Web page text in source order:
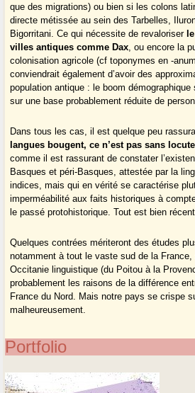
que des migrations) ou bien si les colons
directe métissée au sein des Tarbelles,
Bigorritani. Ce qui nécessite de revaloriser
villes antiques comme Dax, ou encore la
colonisation agricole (cf toponymes en -
conviendrait également d’avoir des
population antique : le boom démographique
sur une base probablement réduite de
Dans tous les cas, il est quelque peu
langues bougent, ce n’est pas sans
comme il est rassurant de constater
Basques et péri-Basques, attestée par la
indices, mais qui en vérité se caractérise
imperméabilité aux faits historiques à
le passé protohistorique. Tout est bien
Quelques contrées mériteront des études
notamment à tout le vaste sud de la France,
Occitanie linguistique (du Poitou à la
probablement les raisons de la différence
France du Nord. Mais notre pays se crispe
malheureusement.
Portfolio